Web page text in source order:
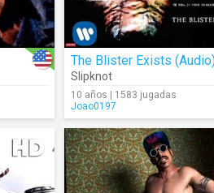
The Blister Exists
Slipknot
10 años | 1583 jugadas
Joao0197